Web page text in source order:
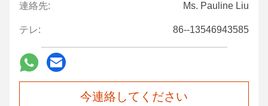
連絡先: Ms. Pauline Liu
テレ: 86--13546943585
今連絡してください